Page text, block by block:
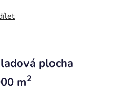
plocha
m2